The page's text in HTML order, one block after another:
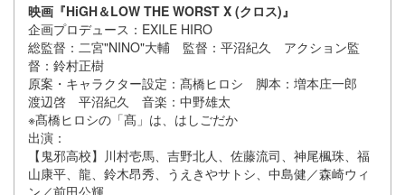
映画『HiGH＆LOW THE WORST X (クロス)』
企画プロデュース：EXILE HIRO
総監督：二宮"NINO"大輔 監督：平沼紀久 アクション監
督：鈴村正樹
原案・キャラクター設定：髙橋ヒロシ 脚本：増本庄一郎
渡辺啓 平沼紀久 音楽：中野雄太
※髙橋ヒロシの「髙」は、はしごだか
出演：
【鬼邪高校】川村壱馬、吉野北人、佐藤流司、神尾楓珠、福
山康平、龍、鈴木昂秀、うえきやサトシ、中島健／森崎ウィ
ン／前田公輝